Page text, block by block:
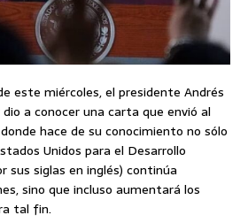
este miércoles, el presidente Andrés
a conocer una carta que envió al
hace de su conocimiento no sólo
Unidos para el Desarrollo
sus siglas en inglés) continúa
sino que incluso aumentará los
tal fin.